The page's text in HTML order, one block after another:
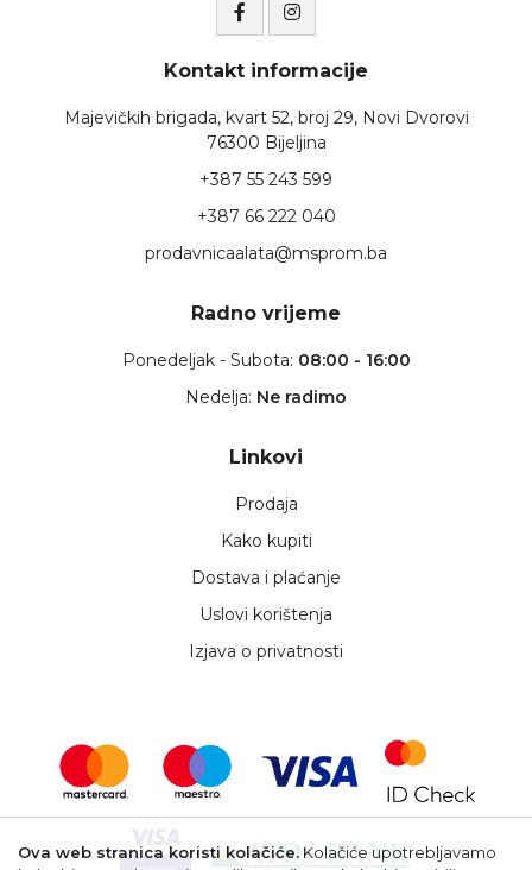
Kontakt informacije
Majevičkih brigada, kvart 52, broj 29, Novi Dvorovi
76300 Bijeljina
+387 55 243 599
+387 66 222 040
prodavnicaalata@msprom.ba
Radno vrijeme
Ponedeljak - Subota: 08:00 - 16:00
Nedelja: Ne radimo
Linkovi
Prodaja
Kako kupiti
Dostava i plaćanje
Uslovi korištenja
Izjava o privatnosti
Ova web stranica koristi kolačiće. Kolačiće upotrebljavamo